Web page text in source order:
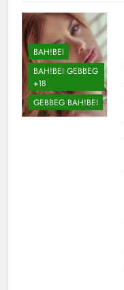
BAH!BEI
BAH!BEI GEBBEG
+18
GEBBEG BAH!BEI